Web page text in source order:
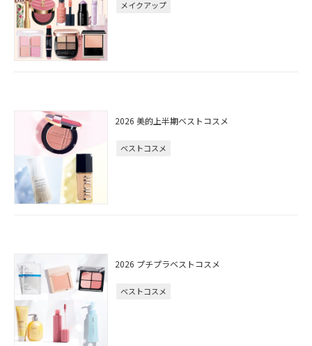
メイクアップ
2026 美的上半期ベストコスメ
ベストコスメ
2026 プチプラベストコスメ
ベストコスメ